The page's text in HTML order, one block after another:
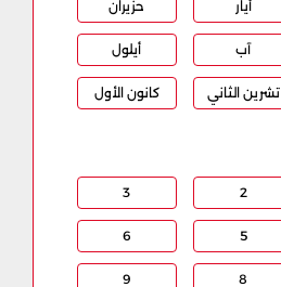
أيار حزيران
آب أيلول
تشرين الثاني كانون الأول
2
3
5
6
8
9